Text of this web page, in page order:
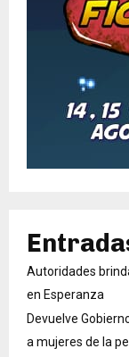
Autoridades
en Esperanza
Devuelve
a mujeres de la